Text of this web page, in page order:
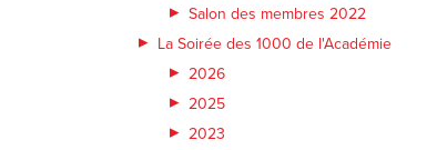
Salon des membres 2022
La Soirée des 1000 de l'Académie
2026
2025
2023